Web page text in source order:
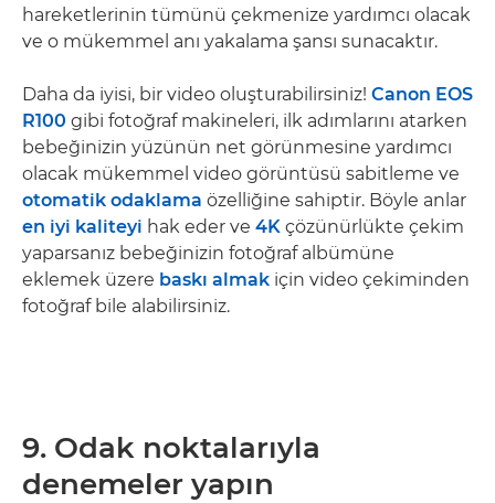
hareketlerinin tümünü çekmenize yardımcı olacak
ve o mükemmel anı yakalama şansı sunacaktır.
Daha da iyisi, bir video oluşturabilirsiniz! Canon EOS
R100 gibi fotoğraf makineleri, ilk adımlarını atarken
bebeğinizin yüzünün net görünmesine yardımcı
olacak mükemmel video görüntüsü sabitleme ve
otomatik odaklama özelliğine sahiptir. Böyle anlar
en iyi kaliteyi hak eder ve 4K çözünürlükte çekim
yaparsanız bebeğinizin fotoğraf albümüne
eklemek üzere baskı almak için video çekiminden
fotoğraf bile alabilirsiniz.
9. Odak noktalarıyla
denemeler yapın